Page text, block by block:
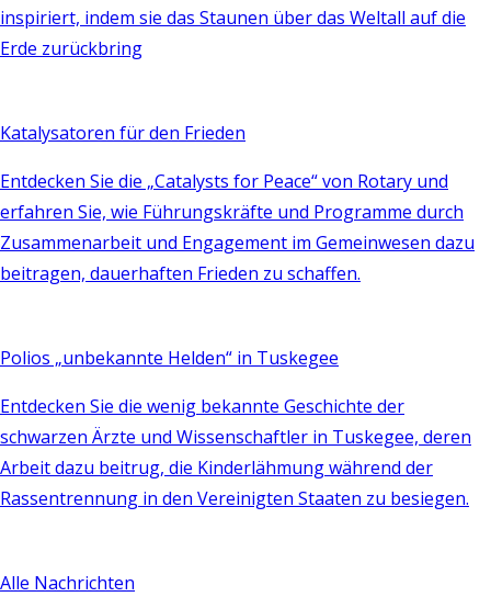
inspiriert, indem sie das Staunen über das Weltall auf die
Erde zurückbring
Katalysatoren für den Frieden
Entdecken Sie die „Catalysts for Peace“ von Rotary und
erfahren Sie, wie Führungskräfte und Programme durch
Zusammenarbeit und Engagement im Gemeinwesen dazu
beitragen, dauerhaften Frieden zu schaffen.
Polios „unbekannte Helden“ in Tuskegee
Entdecken Sie die wenig bekannte Geschichte der
schwarzen Ärzte und Wissenschaftler in Tuskegee, deren
Arbeit dazu beitrug, die Kinderlähmung während der
Rassentrennung in den Vereinigten Staaten zu besiegen.
Alle Nachrichten